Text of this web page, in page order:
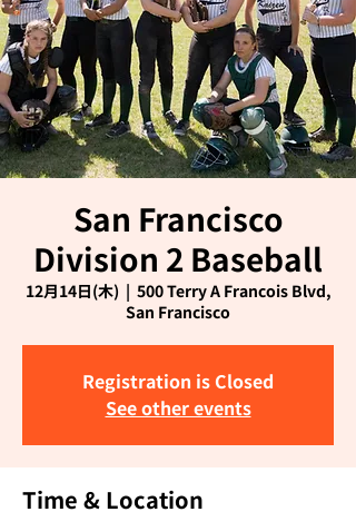
San Francisco
Division 2 Baseball
12月14日(木)
  |
500 Terry A Francois Blvd,
San Francisco
Registration is Closed
See other events
Time & Location